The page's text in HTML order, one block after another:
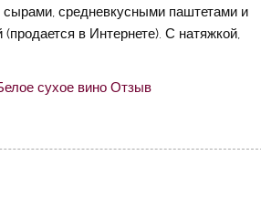
средневкусными паштетами и
в Интернете). С натяжкой,